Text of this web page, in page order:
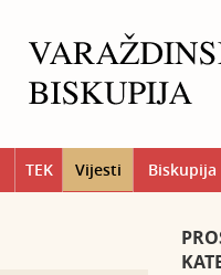
TEK Vijesti Biskupija